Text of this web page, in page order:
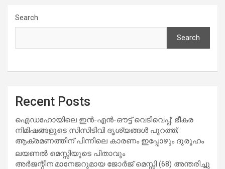
Search
Search
Recent Posts
ഐഡഹോയിലെ ഇൻ-എൻ-ഔട്ട് വെടിവെപ്പ്: ഭീകര
നിമിഷങ്ങളുടെ സിസിടിവി ദൃശ്യങ്ങൾ പുറത്ത്;
ആക്രമണത്തിന് പിന്നിലെ കാരണം ഇപ്പോഴും ദുരൂഹം
ലയണൽ മെസ്സിയുടെ പിതാവും
അർജന്റീന:മാനേജറുമായ ജോർജ് മെസ്സി (68) അന്തരിച്ചു